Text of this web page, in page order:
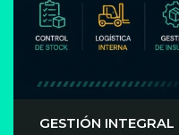
GESTIÓN